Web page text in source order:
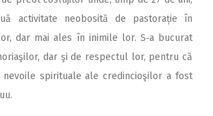
activitate neobosită de pastorație în
dar mai ales în inimile lor. S‑a bucurat
dar şi de respectul lor, pentru că
spirituale ale credincioşilor a fost